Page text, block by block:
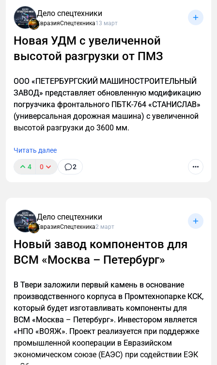
Дело спецтехники
ЕвразияСпецтехника13 март
Новая УДМ с увеличенной
высотой разгрузки от ПМЗ
ООО «ПЕТЕРБУРГСКИЙ МАШИНОСТРОИТЕЛЬНЫЙ
ЗАВОД» представляет обновленную модификацию
погрузчика фронтального ПБТК-764 «СТАНИСЛАВ»
(универсальная дорожная машина) с увеличенной
высотой разгрузки до 3600 мм.
Читать далее
4 0 2
Дело спецтехники
ЕвразияСпецтехника2 март
Новый завод компонентов для
ВСМ «Москва – Петербург»
В Твери заложили первый камень в основание
производственного корпуса в Промтехнопарке КСК,
который будет изготавливать компоненты для
ВСМ «Москва – Петербург». Инвестором является
«НПО «ВОЯЖ». Проект реализуется при поддержке
промышленной кооперации в Евразийском
экономическом союзе (ЕАЭС) при содействии ЕЭК